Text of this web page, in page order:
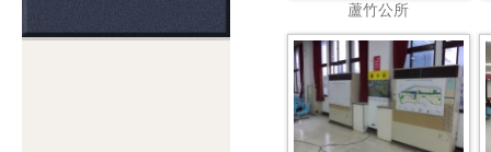
蘆竹公所